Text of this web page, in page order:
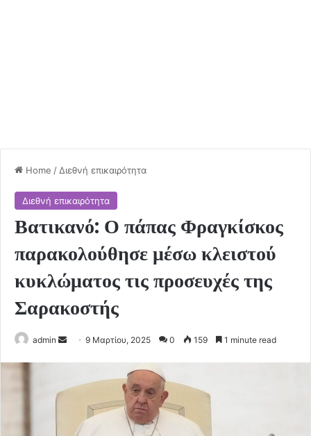
Home / Διεθνή επικαιρότητα
Διεθνή επικαιρότητα
Βατικανό: Ο πάπας Φραγκίσκος
παρακολούθησε μέσω κλειστού
κυκλώματος τις προσευχές της
Σαρακοστής
admin
Send9 Μαρτίου, 2025 0 159 1 minute read